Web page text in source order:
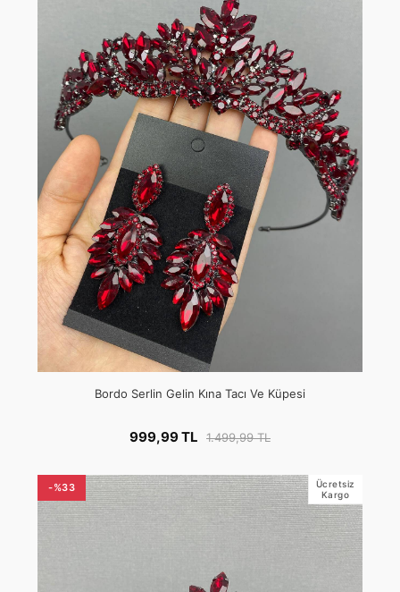
Bordo Serlin Gelin Kına Tacı Ve Küpesi
999,99 TL 1.499,99 TL
-%33
Ücretsiz
Kargo